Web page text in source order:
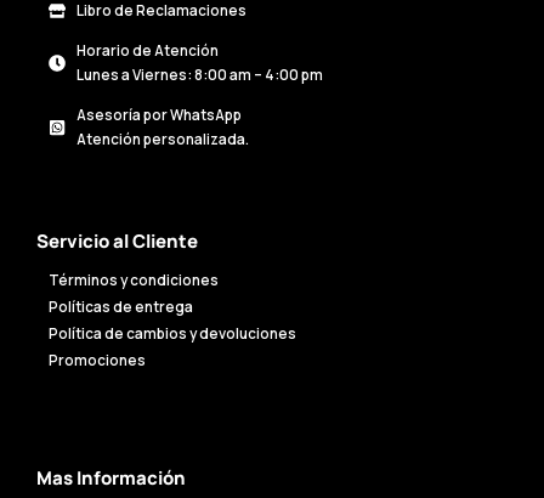
Libro de Reclamaciones
Horario de Atención
Lunes a Viernes: 8:00 am – 4:00 pm
Asesoría por WhatsApp
Atención personalizada.
Servicio al Cliente
Términos y condiciones
Políticas de entrega
Política de cambios y devoluciones
Promociones
Mas Información